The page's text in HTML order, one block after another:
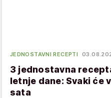
JEDNOSTAVNI RECEPTI
3 jednostavna
letnje dane: Svaki će
sata